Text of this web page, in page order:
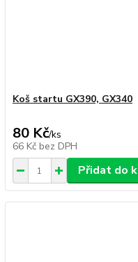
Koš startu GX390, GX340
80 Kč/ks
66 Kč bez DPH
Přidat do